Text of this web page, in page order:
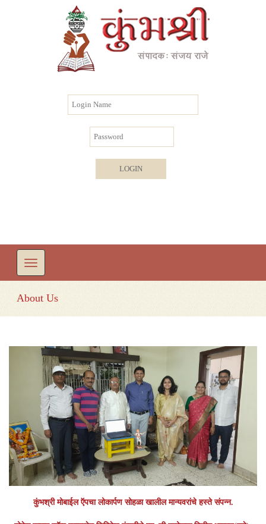
About Us
कुंभश्री मोबाईल ऍपचा लोकार्पण सोहळा खालील मान्यवरांचे हस्ते संपन्न.